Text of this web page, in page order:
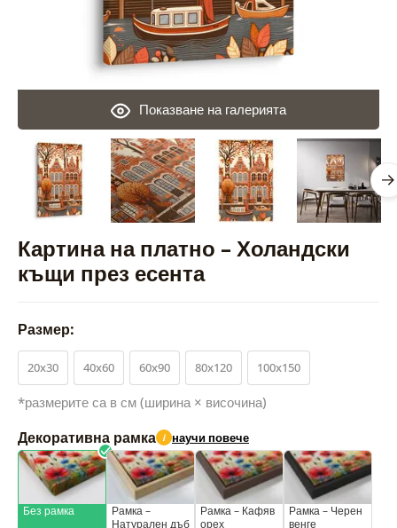
Картина на платно – Холандски
къщи през есента
Показване на галерията
Размер:
20x30 40x60 60x90 80x120 100x150
*размерите са в см (ширина × височина)
Декоративна рамка i научи повече
Без рамка
Рамка –
Натурален дъб
Рамка – Кафяв
орех
Рамка – Черен
венге